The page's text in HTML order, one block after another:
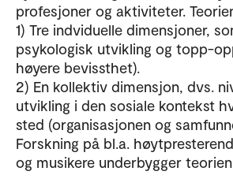
profesjoner og aktiviteter.
1) Tre indviduelle dimensjoner,
psykologisk utvikling og topp-
høyere bevissthet).
2) En kollektiv dimensjon, dvs.
utvikling i den sosiale kontekst
sted (organisasjonen og
Forskning på bl.a.
og musikere underbygger